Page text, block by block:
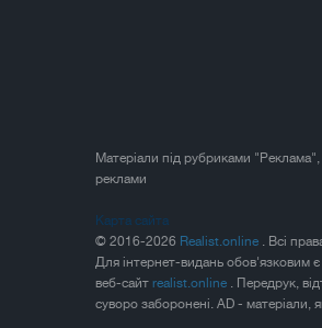
Матеріали під рубриками
реклами
Карта сайта
© 2016-2026 Realist.online . Всі
Для інтернет-видань обов'язковим
веб-сайтrealist.online . Передрук,
суворо заборонені. AD - матеріали,